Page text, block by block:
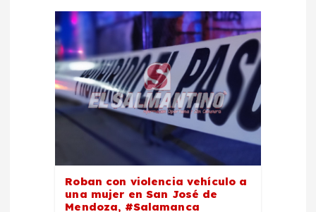
Roban con violencia vehículo a
una mujer en San José de
Mendoza, #Salamanca